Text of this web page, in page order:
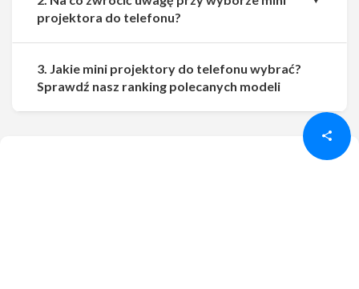
Udostępnij Udostępnij
projektora do telefonu?
3. Jakie mini projektory do telefonu wybrać?
Sprawdź nasz ranking polecanych modeli